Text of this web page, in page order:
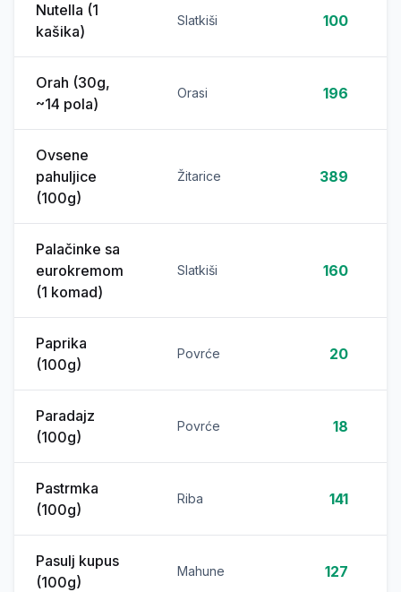
Nutella (1
kašika)
Slatkiši 100
Orah (30g,
~14 pola)
Orasi 196
Ovsene
pahuljice
(100g)
Žitarice 389
Palačinke sa
eurokremom
(1 komad)
Slatkiši 160
Paprika
(100g)
Povrće 20
Paradajz
(100g)
Povrće 18
Pastrmka
(100g)
Riba 141
Pasulj kupus
(100g)
Mahune 127